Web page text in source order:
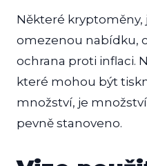
Některé kryptoměny,
omezenou nabídku,
ochrana proti inflaci.
které mohou být
množství, je
pevně stanoveno.